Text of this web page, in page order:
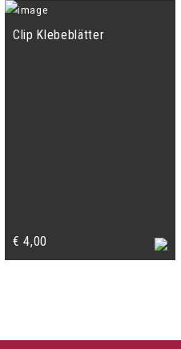
Clip Klebeblätter
€ 4,00